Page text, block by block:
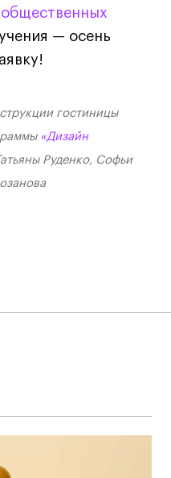
— осень
гостиницы
«Дизайн
Руденко, Софьи